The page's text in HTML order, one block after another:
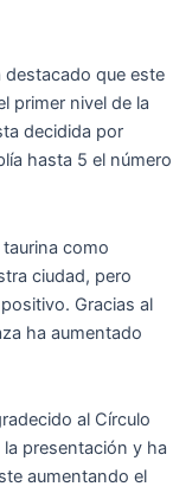
destacado que este
primer nivel de la
decidida por
hasta 5 el número
como
ciudad, pero
Gracias al
ha aumentado
al Círculo
presentación y ha
aumentando el